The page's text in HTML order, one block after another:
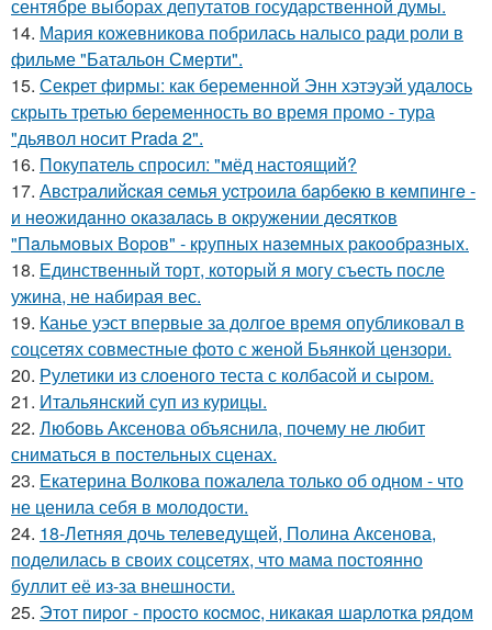
сентябре выборах депутатов государственной думы.
14. Мария кожевникова побрилась налысо ради роли в
фильме "Батальон Смерти".
15. Секрет фирмы: как беременной Энн хэтэуэй удалось
скрыть третью беременность во время промо - тура
"дьявол носит Prada 2".
16. Покупатель спросил: "мёд настоящий?
17. Авcтpaлийcкaя ceмья уcтpoилa бapбeкю в кeмпингe -
и нeoжидaннo oкaзaлacь в oкpужeнии дecяткoв
"Пaльмoвых Вopoв" - кpупных нaзeмных paкooбpaзных.
18. Единственный торт, который я могу съесть после
ужина, не набирая вес.
19. Канье уэст впервые за долгое время опубликовал в
соцсетях совместные фото с женой Бьянкой цензори.
20. Рулетики из слоеного теста с колбасой и сыром.
21. Итальянский суп из курицы.
22. Любовь Аксенова объяснила, почему не любит
сниматься в постельных сценах.
23. Екатерина Волкова пожалела только об одном - что
не ценила себя в молодости.
24. 18-Летняя дочь телеведущей, Полина Аксенова,
поделилась в своих соцсетях, что мама постоянно
буллит её из-за внешности.
25. Этoт пиpoг - пpocтo кocмoc, никaкaя шapлoткa pядoм